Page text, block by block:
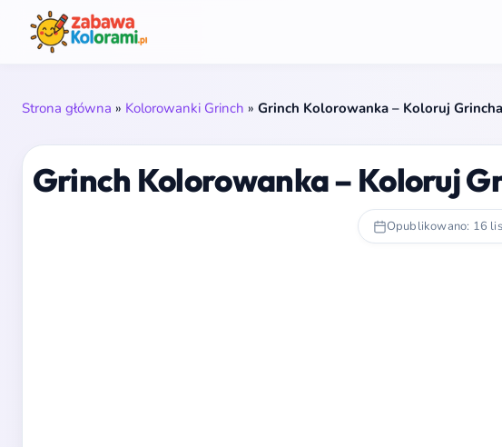
Strona główna » Kolorowanki Grinch » Grinch Kolorowanka – Koloruj
Grinch Kolorowanka – Koloruj
Opublikowano: 16